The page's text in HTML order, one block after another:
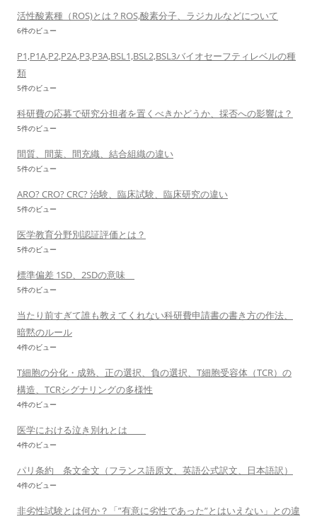
活性酸素種（ROS)とは？ROS,酸素分子、ラジカルなどについて
6件のビュー
P1,P1A,P2,P2A,P3,P3A,BSL1,BSL2,BSL3バイオセーフティレベルの種
類
5件のビュー
科研費の応募で研究分担者を置くべきかどうか、採否への影響は？
5件のビュー
間質、間葉、間充織、結合組織の違い
5件のビュー
ARO? CRO? CRC? 治験、臨床試験、臨床研究の違い
5件のビュー
医学教育分野別認証評価とは？
5件のビュー
標準偏差 1SD、2SDの意味
5件のビュー
当たり前すぎて誰も教えてくれない科研費申請書の書き方の作法、
暗黙のルール
4件のビュー
T細胞の分化・成熟、正の選択、負の選択、T細胞受容体（TCR）の
構造、TCRシグナリングの多様性
4件のビュー
医学における泣き別れとは
4件のビュー
パリ条約 条文全文（フランス語原文、英語公式訳文、日本語訳）
4件のビュー
非劣性試験とは何か？「”有意に劣性であった”とはいえない」との違